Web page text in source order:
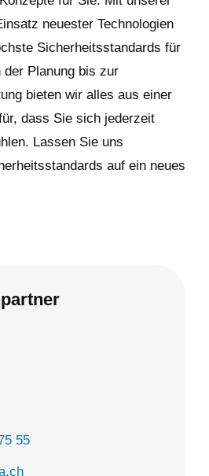
neuester Technologien
Sicherheitsstandards für
der Planung bis zur
bieten wir alles aus einer
dass Sie sich jederzeit
Lassen Sie uns
auf ein neues
55